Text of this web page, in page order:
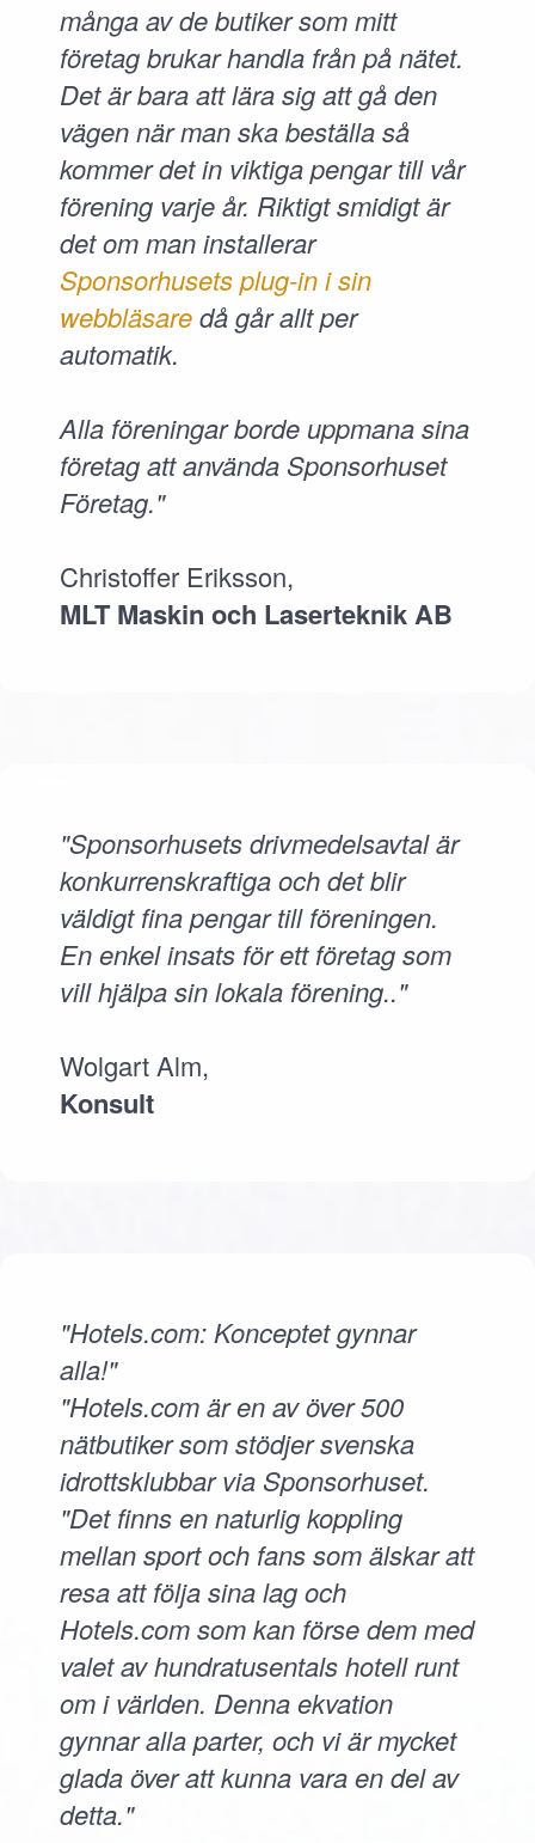
många av de butiker som mitt
företag brukar handla från på nätet.
Det är bara att lära sig att gå den
vägen när man ska beställa så
kommer det in viktiga pengar till vår
förening varje år. Riktigt smidigt är
det om man installerar
Sponsorhusets plug-in i sin
webbläsaredå går allt per
automatik.
Alla föreningar borde uppmana sina
företag att använda Sponsorhuset
Företag."
Christoffer Eriksson,
MLT Maskin och Laserteknik AB
"Sponsorhusets drivmedelsavtal är
konkurrenskraftiga och det blir
väldigt fina pengar till föreningen.
En enkel insats för ett företag som
vill hjälpa sin lokala förening.."
Wolgart Alm,
Konsult
"Hotels.com: Konceptet gynnar
alla!"
"Hotels.com är en av över 500
nätbutiker som stödjer svenska
idrottsklubbar via Sponsorhuset.
"Det finns en naturlig koppling
mellan sport och fans som älskar att
resa att följa sina lag och
Hotels.com som kan förse dem med
valet av hundratusentals hotell runt
om i världen. Denna ekvation
gynnar alla parter, och vi är mycket
glada över att kunna vara en del av
detta."